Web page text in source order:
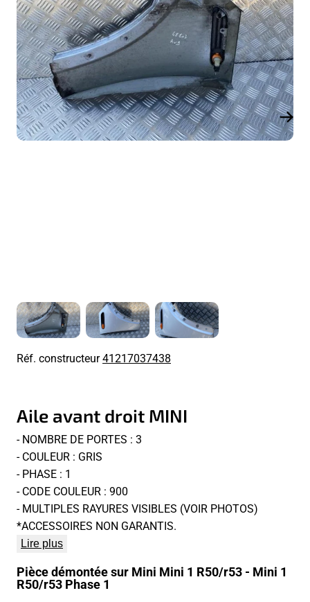
Réf. constructeur41217037438
Aile avant droit MINI
- NOMBRE DE PORTES : 3
- COULEUR : GRIS
- PHASE : 1
- CODE COULEUR : 900
- MULTIPLES RAYURES VISIBLES (VOIR PHOTOS)
*ACCESSOIRES NON GARANTIS.
Lire plus
Pièce démontée sur Mini Mini 1 R50/r53 - Mini 1
R50/r53 Phase 1